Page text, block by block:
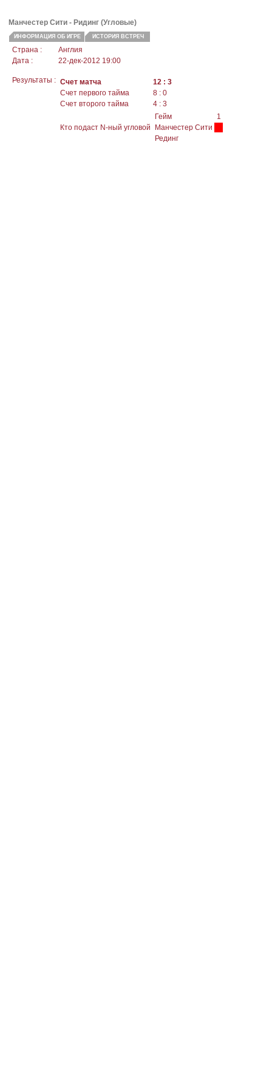
Манчестер Сити - Ридинг (Угловые)
ИНФОРМАЦИЯ ОБ ИГРЕ ИСТОРИЯ ВСТРЕЧ
Страна :
Англия
Дата :
22-дек-2012 19:00
Результаты : Счет матча
12 : 3
Счет первого тайма
8 : 0
Счет второго тайма
4 : 3
Кто подаст N-ный угловой
Гейм
1
Манчестер Сити
Рединг